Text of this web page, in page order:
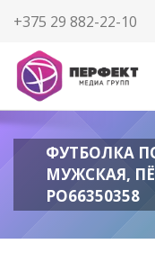
+375 29 882-22-10
ФУТБОЛКА
МУЖСКАЯ,
PO66350358